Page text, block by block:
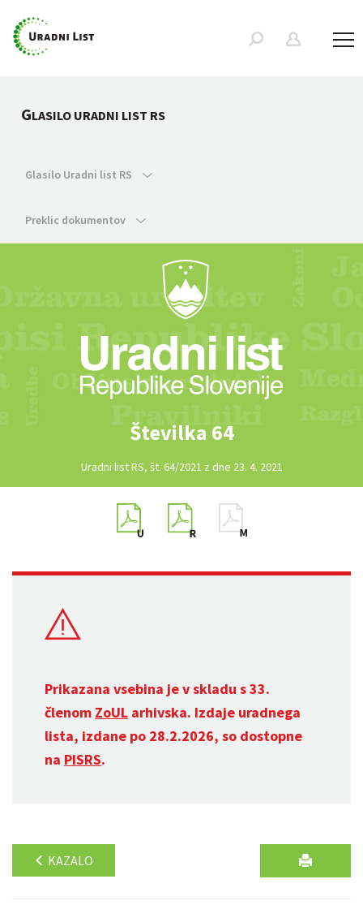
GLASILO URADNI LIST RS
Glasilo Uradni list RS
Preklic dokumentov
Številka 64
Uradni list RS, št. 64/2021 z dne 23. 4. 2021
Prikazana vsebina je v skladu s 33.
členom ZoUL arhivska. Izdaje uradnega
lista, izdane po 28.2.2026, so dostopne
na PISRS.
KAZALO